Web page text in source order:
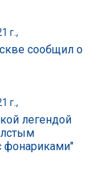
г.,
сообщил о
г.,
легендой
фонариками"